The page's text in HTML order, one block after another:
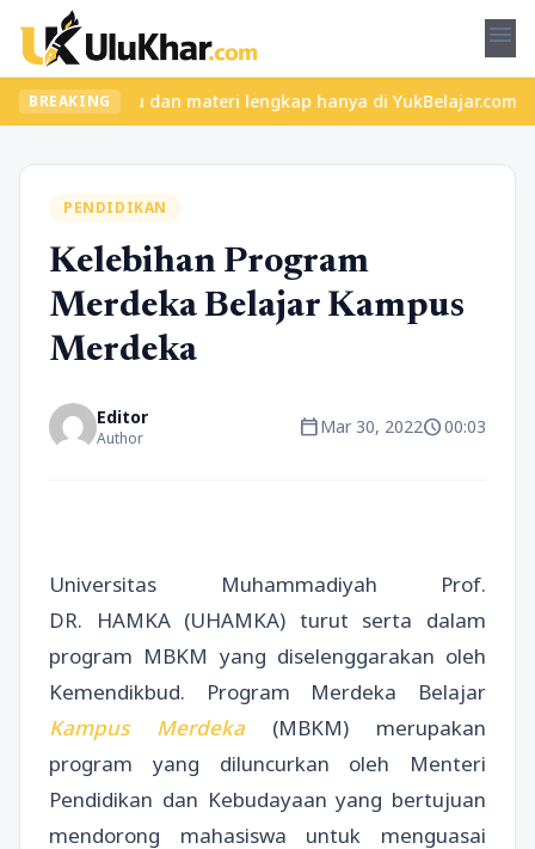
menu
BREAKING
seru dan materi lengkap hanya di YukBelajar.com.
PENDIDIKAN
Kelebihan Program
Merdeka Belajar Kampus
Merdeka
Editor
Author calendar_todayMar 30, 2022schedule00:03
Universitas Muhammadiyah Prof.
DR. HAMKA (UHAMKA) turut serta dalam
program MBKM yang diselenggarakan oleh
Kemendikbud. Program Merdeka Belajar
Kampus Merdeka (MBKM) merupakan
program yang diluncurkan oleh Menteri
Pendidikan dan Kebudayaan yang bertujuan
mendorong mahasiswa untuk menguasai